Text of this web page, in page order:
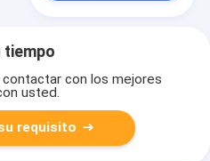
tiempo
con los mejores
usted.
requisito